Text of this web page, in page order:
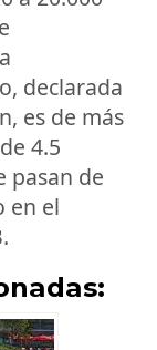
declarada
es de más
4.5
pasan de
en el